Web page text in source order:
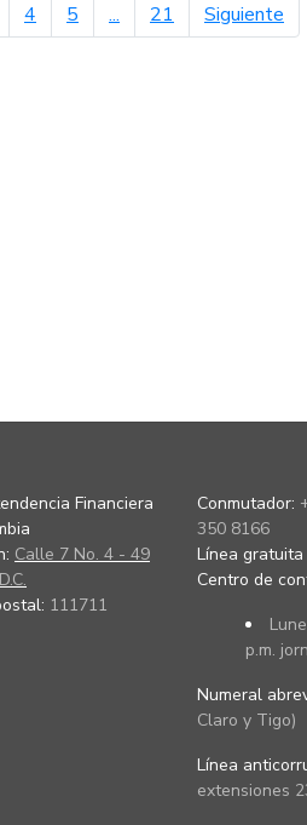
4 5 ... 21 Siguiente
Financiera
Calle 7 No. 4 - 49
111711
Conmutador:
350 8166
Línea
Centro de
p.m.
Numeral
Claro y Tigo)
Línea
extensiones